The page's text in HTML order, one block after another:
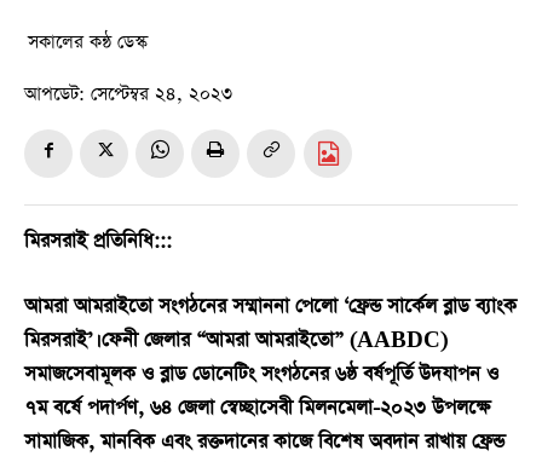
সকালের কন্ঠ ডেস্ক
আপডেট: সেপ্টেম্বর ২৪, ২০২৩
মিরসরাই প্রতিনিধি:::
আমরা আমরাইতো সংগঠনের সম্মাননা পেলো ‘ফ্রেন্ড সার্কেল ব্লাড ব্যাংক
মিরসরাই’। ফেনী জেলার “আমরা আমরাইতো” (AABDC)
সমাজসেবামূলক ও ব্লাড ডোনেটিং সংগঠনের ৬ষ্ঠ বর্ষপূর্তি উদযাপন ও
৭ম বর্ষে পদার্পণ, ৬৪ জেলা স্বেচ্ছাসেবী মিলনমেলা-২০২৩ উপলক্ষে
সামাজিক, মানবিক এবং রক্তদানের কাজে বিশেষ অবদান রাখায় ফ্রেন্ড